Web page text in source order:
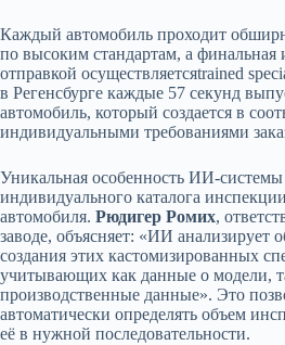
Каждый автомобиль проходит
по высоким стандартам, а финальная
отправкой осуществляетсяtrained
в Регенсбурге каждые 57 секунд
автомобиль, который создается в
индивидуальными требованиями
Уникальная особенность ИИ-системы
индивидуального каталога
автомобиля. Рюдигер Ромих,
заводе, объясняет: «ИИ анализирует
создания этих кастомизированных
учитывающих как данные о модели,
производственные данные». Это
автоматически определять объем
её в нужной последовательности.